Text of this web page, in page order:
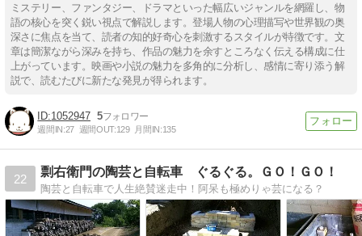
ミステリー、ファンタジー、ドラマといった幅広いジャンルを網羅し、物
語の核心を突く鋭い視点で解説します。登場人物の心理描写や世界観の奥
深さに焦点を当て、読者の知的好奇心を刺激するスタイルが特徴です。文
章は簡潔ながら深みを持ち、作品の魅力を余すところなく伝える構成に仕
上がっています。映画や小説の魅力を多角的に分析し、感情に寄り添う解
説で、読むたびに新たな発見が得られます。
1052947 5
週間IN:27 週間OUT:129 月間IN:135
22
剽右衛門の陶芸と自転車 ぐるぐる。ＧＯ！ＧＯ！
陶芸と自転車で人生絶賛迷走中！阿呆も極めりゃ芸になる？